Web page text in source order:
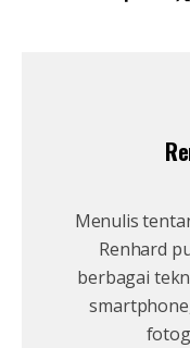
Menulis
Renhard
berbagai